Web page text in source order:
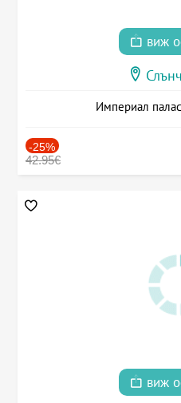
виж
Империал
-25%
42.95€
виж